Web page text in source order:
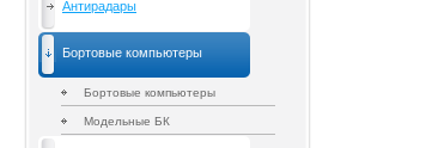
Антирадары
Бортовые компьютеры
Бортовые компьютеры
Модельные БК